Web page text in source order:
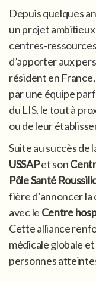
Depuis quelques
un projet
centres-
d’apporter aux
résident en
par une équipe
du LIS, le tout à
ou de leur
Suite au succès de
USSAPet son
Pôle Santé
fière d’annoncer
avec le Centre
Cette alliance
médicale globale
personnes